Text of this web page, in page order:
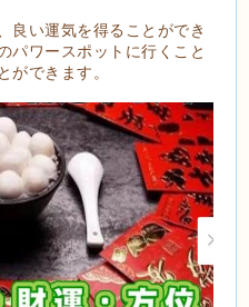
良い運気を得ることができ
パワースポットに行くこと
ができます。